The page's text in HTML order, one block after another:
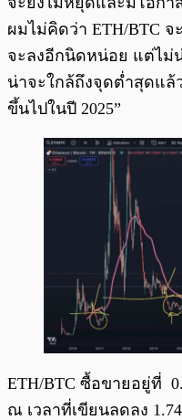
ผมไม่คิดว่า ETH/BTC
จะลงอีกนิดหน่อย แต่ไม่
น่าจะใกล้ถึงจุดต่ำสุดแ
ขึ้นไปในปี 2025”
ETH/BTC ซื้อขายอยู่ที่
ณ เวลาที่เขียนลดลง